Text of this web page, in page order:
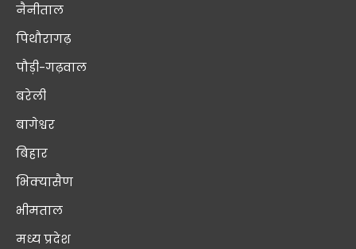
नैनीताल
पिथौरागढ़
पौड़ी-गढ़वाल
बरेली
बागेश्वर
बिहार
भिक्यासैण
भीमताल
मध्य प्रदेश